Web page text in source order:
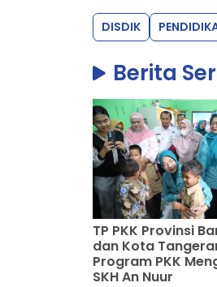
DISDIK
Berita
TP PKK Provinsi
dan Kota
Program PKK
SKH An Nuur